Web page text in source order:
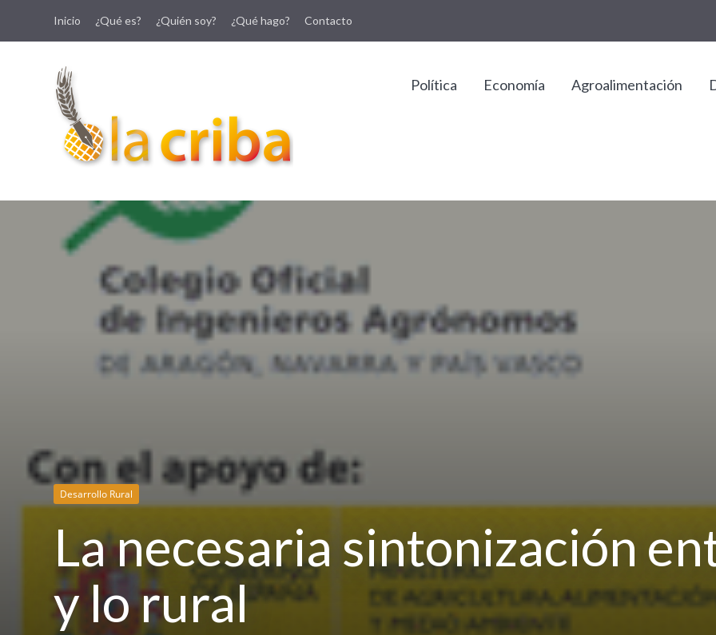
Inicio ¿Qué es? ¿Quién soy? ¿Qué hago? Contacto
blog agroalimentario
Política Economía Agroalimentación
Desarrollo Rural
La necesaria sintonización
y lo rural